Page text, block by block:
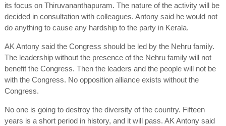
its focus on Thiruvananthapuram. The nature of the activity will be
decided in consultation with colleagues. Antony said he would not
do anything to cause any hardship to the party in Kerala.
AK Antony said the Congress should be led by the Nehru family.
The leadership without the presence of the Nehru family will not
benefit the Congress. Then the leaders and the people will not be
with the Congress. No opposition alliance exists without the
Congress.
No one is going to destroy the diversity of the country. Fifteen
years is a short period in history, and it will pass. AK Antony said